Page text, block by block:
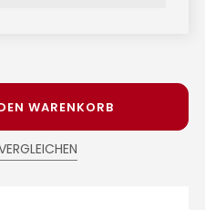
WARENKORB